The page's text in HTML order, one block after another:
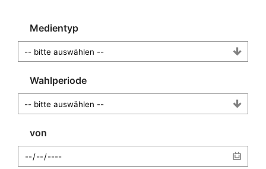
Medientyp
Wahlperiode
von